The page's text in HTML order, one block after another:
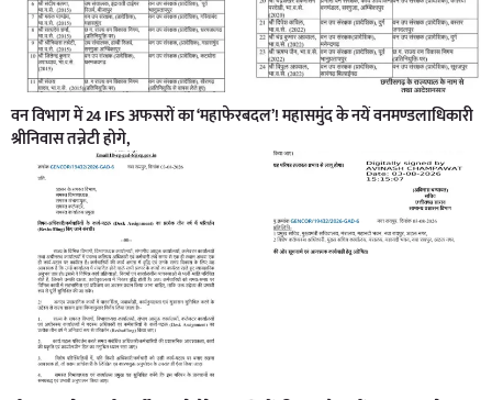
वन विभाग में 24 IFS अफसरों का ‘महाफेरबदल’! महासमुंद के नयें वनमण्डलाधिकारी
श्रीनिवास तन्नेटी होगे,